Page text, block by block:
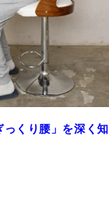
くり腰」を深く知